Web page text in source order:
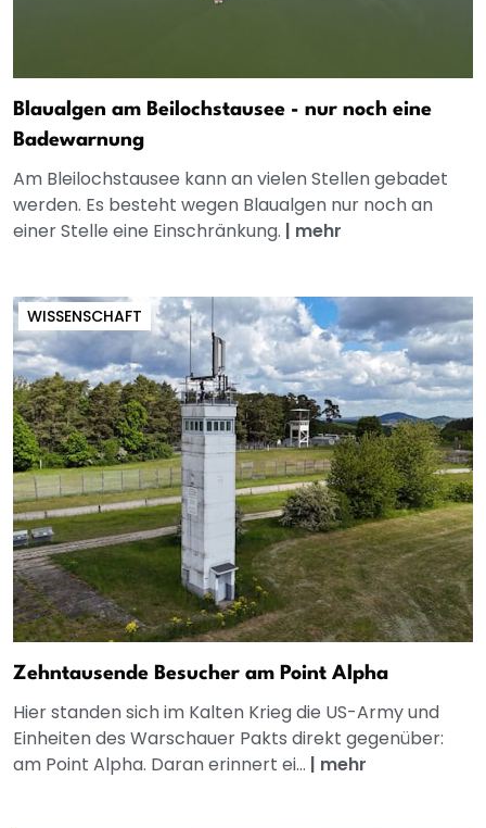
Blaualgen am Beilochstausee - nur noch eine
Badewarnung
Am Bleilochstausee kann an vielen Stellen gebadet
werden. Es besteht wegen Blaualgen nur noch an
einer Stelle eine Einschränkung. | mehr
WISSENSCHAFT
Zehntausende Besucher am Point Alpha
Hier standen sich im Kalten Krieg die US-Army und
Einheiten des Warschauer Pakts direkt gegenüber:
am Point Alpha. Daran erinnert ei... | mehr